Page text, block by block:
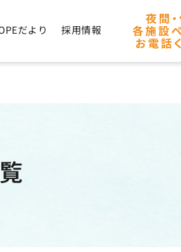
だより 採用情報